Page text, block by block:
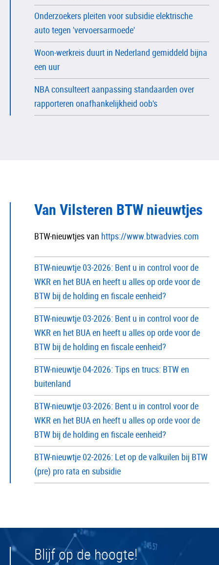
Onderzoekers pleiten voor subsidie elektrische
auto tegen 'vervoersarmoede'
Woon-werkreis duurt in Nederland gemiddeld bijna
een uur
NBA consulteert aanpassing standaarden over
rapporteren onafhankelijkheid oob's
Van Vilsteren BTW nieuwtjes
BTW-nieuwtjes van https://www.btwadvies.com
BTW-nieuwtje 03-2026: Bent u in control voor de
WKR en het BUA en heeft u alles op orde voor de
BTW bij de holding en fiscale eenheid?
BTW-nieuwtje 03-2026: Bent u in control voor de
WKR en het BUA en heeft u alles op orde voor de
BTW bij de holding en fiscale eenheid?
BTW-nieuwtje 04-2026: Tips en trucs: BTW en
buitenland
BTW-nieuwtje 03-2026: Bent u in control voor de
WKR en het BUA en heeft u alles op orde voor de
BTW bij de holding en fiscale eenheid?
BTW-nieuwtje 02-2026: Let op de valkuilen bij BTW
(pre) pro rata en subsidie
Blijf op de hoogte!